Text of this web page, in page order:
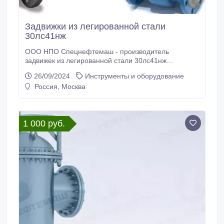
Задвижки из легированной стали
30лс41нж
ООО НПО Спецнефтемаш - производитель
задвижек из легированной стали 30лс41нж
предлагаем конкурентные цены на рынках РФ и
СНГ. Задвижка из легированной стали 30лс41нж
26/09/2024
Инструменты и оборудование
Россия, Москва
1 000 руб.